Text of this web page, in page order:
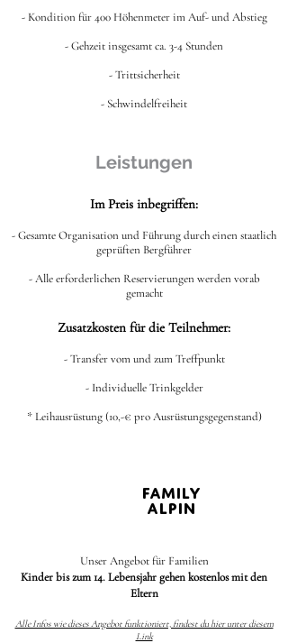
- Kondition für 400 Höhenmeter im Auf- und Abstieg
- Gehzeit insgesamt ca. 3-4 Stunden
- Trittsicherheit
- Schwindelfreiheit
Leistungen
Im Preis inbegriffen:
- Gesamte Organisation und Führung durch einen staatlich
geprüften Bergführer
- Alle erforderlichen Reservierungen werden vorab
gemacht
Zusatzkosten für die Teilnehmer:
- Transfer vom und zum Treffpunkt
- Individuelle Trinkgelder
* Leihausrüstung (10,-€ pro Ausrüstungsgegenstand)
FAMILY
ALPIN
Unser Angebot für Familien
Kinder bis zum 14. Lebensjahr gehen kostenlos mit den
Eltern
Alle Infos wie dieses Angebot funktioniert, findest du hier unter diesem
Link